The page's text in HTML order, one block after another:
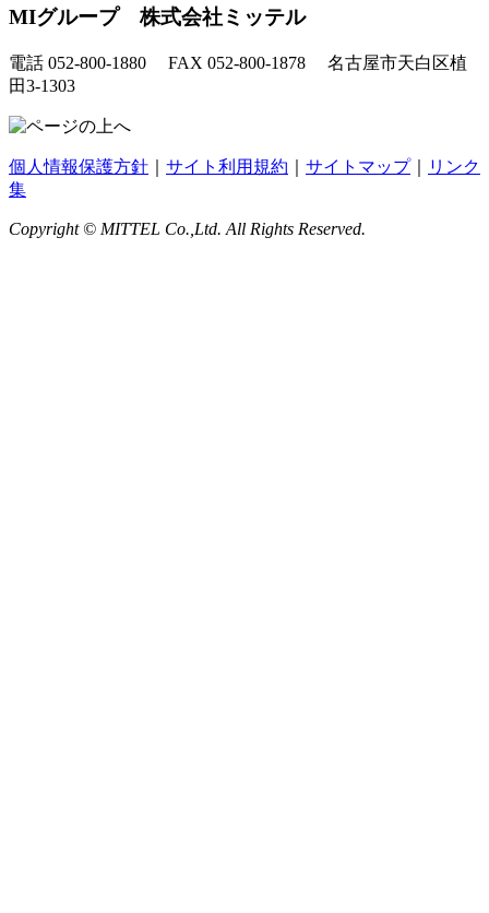
MIグループ 株式会社ミッテル
電話 052-800-1880 FAX 052-800-1878 名古屋市天白区植
田3-1303
個人情報保護方針 サイト利用規約 サイトマップ｜
リンク
集
Copyright © MITTEL Co.,Ltd. All Rights Reserved.